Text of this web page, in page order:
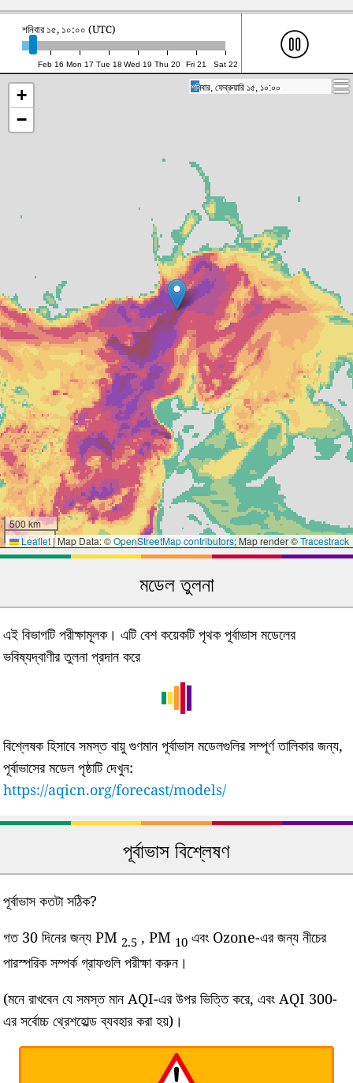
Feb 16 Mon 17 Tue 18 Wed 19 Thu 20 Fri 21 Sat 22
শনিবার ১৫, ১০:০০ (UTC)
শনিবার, ফেব্রুয়ারি ১৫, ১০:০০
শনিবার, ফেব্রুয়ারি ১৫, ১০:০০
+
−
500 km
300 mi
Leaflet |Map Data: ©OpenStreetMap contributors; Map render ©Tracestrack
মডেল তুলনা
এই বিভাগটি পরীক্ষামূলক। এটি বেশ কয়েকটি পৃথক পূর্বাভাস মডেলের
ভবিষ্যদ্বাণীর তুলনা প্রদান করে
বিশ্লেষক হিসাবে সমস্ত বায়ু গুণমান পূর্বাভাস মডেলগুলির সম্পূর্ণ তালিকার জন্য,
পূর্বাভাসের মডেল পৃষ্ঠাটি দেখুন:
https://aqicn.org/forecast/models/
পূর্বাভাস বিশ্লেষণ
পূর্বাভাস কতটা সঠিক?
গত 30 দিনের জন্য PM 2.5 , PM 10 এবং Ozone-এর জন্য নীচের
পারস্পরিক সম্পর্ক গ্রাফগুলি পরীক্ষা করুন।
(মনে রাখবেন যে সমস্ত মান AQI-এর উপর ভিত্তি করে, এবং AQI 300-
এর সর্বোচ্চ থ্রেশহোল্ড ব্যবহার করা হয়)।